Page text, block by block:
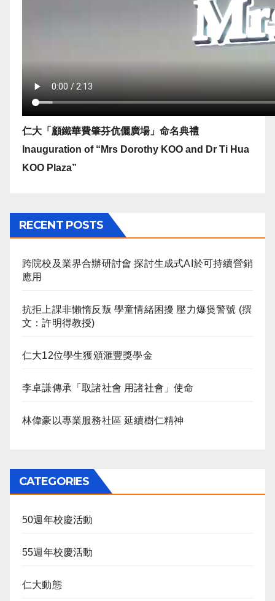
仁大「顧鐵華費肇芬伉儷廣場」命名典禮
Inauguration of “Mrs Dorothy KOO and Dr Ti Hua
KOO Plaza”
RECENT POSTS
跨院校及業界合辦研討會 探討生成式AI於可持續營銷
應用
抗拒上課非懶惰反叛 學童情緒困擾 壓力爆煲警號 (撰
文：許明得教授)
仁大12位學生獲頒滙豐獎學金
李卓謙傳承「取諸社會 用諸社會」使命
林偉豪以專業服務社區 延續樹仁精神
CATEGORIES
50週年校慶活動
55週年校慶活動
仁大動態